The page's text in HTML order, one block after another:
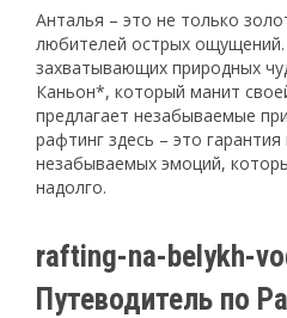
Анталья – это не только
любителей острых
захватывающих природных
Каньон*, который манит
предлагает незабываемые
рафтинг здесь – это
незабываемых эмоций,
надолго.
rafting-na-belykh-
Путеводитель по